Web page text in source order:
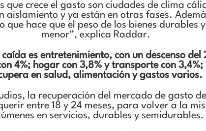
que crece el gasto son ciudades de clima
aislamiento y ya están en otras fases.
que hace que el peso de los bienes durables
menor”, explica Raddar.
es entretenimiento, con un descenso del
4%; hogar con 3,8% y transporte con
en salud, alimentación y gastos varios.
la recuperación del mercado de gasto
entre 18 y 24 meses, para volver a la
en servicios, durables y semidurables.